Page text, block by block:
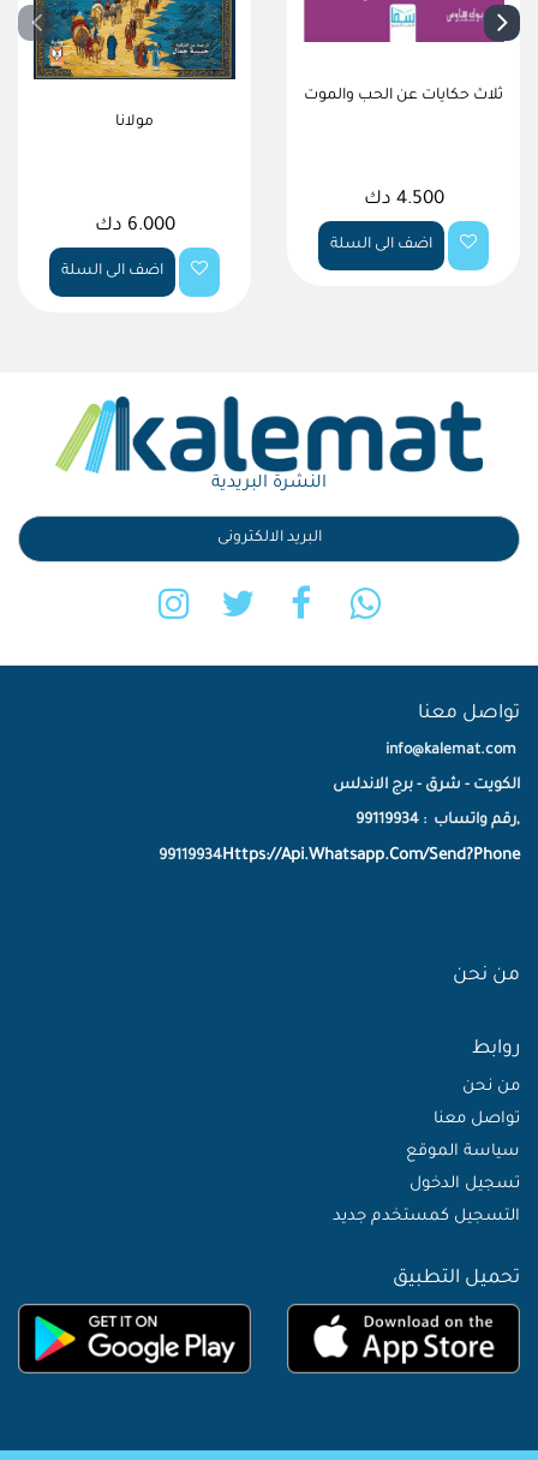
مولانا
6.000 دك
اضف الى السلة
ثلاث حكايات عن الحب والموت
4.500 دك
اضف الى السلة
النشرة البريدية
تواصل معنا
info@kalemat.com
الكويت - شرق - برج الاندلس
,رقم واتساب : 99119934
Https://Api.Whatsapp.Com/Send?Phone
99119934
من نحن
روابط
من نحن
تواصل معنا
سياسة الموقع
تسجيل الدخول
التسجيل كمستخدم جديد
تحميل التطبيق